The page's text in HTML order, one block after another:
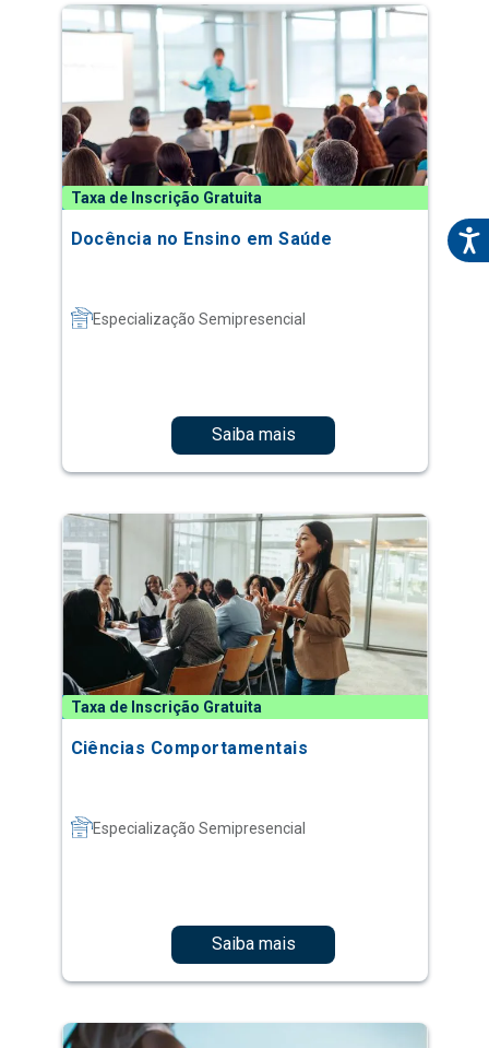
Taxa de Inscrição Gratuita
Docência no Ensino em Saúde
Especialização Semipresencial
Saiba mais
Taxa de Inscrição Gratuita
Ciências Comportamentais
Especialização Semipresencial
Saiba mais